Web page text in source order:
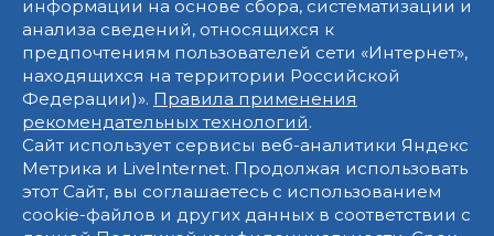
информации на основе сбора, систематизации и
анализа сведений, относящихся к
предпочтениям пользователей сети «Интернет»,
находящихся на территории Российской
Федерации)». Правила применения
рекомендательных технологий.
Сайт использует сервисы веб-аналитики Яндекс
Метрика и LiveInternet. Продолжая использовать
этот Сайт, вы соглашаетесь с использованием
cookie-файлов и других данных в соответствии с